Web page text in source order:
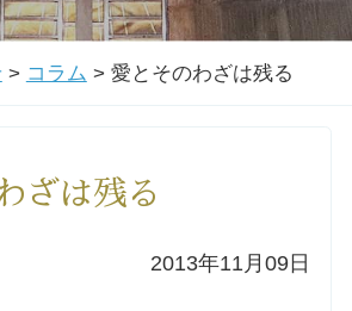
> コラム > 愛とそのわざは残る
ざは残る
2013年11月09日